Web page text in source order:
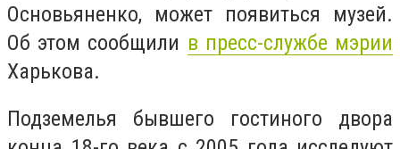
Основьяненко, может появиться музей.
Об этом сообщили в пресс-службе мэрии
Харькова.
Подземелья бывшего гостиного двора